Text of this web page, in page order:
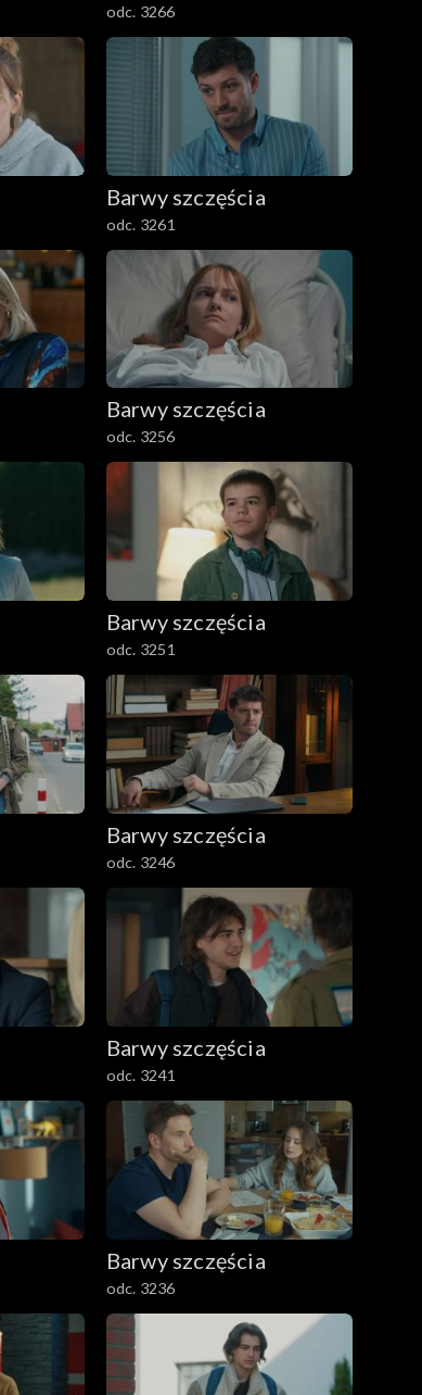
odc. 3266
Barwy szczęścia
odc. 3261
Barwy szczęścia
odc. 3256
Barwy szczęścia
odc. 3251
Barwy szczęścia
odc. 3246
Barwy szczęścia
odc. 3241
Barwy szczęścia
odc. 3236